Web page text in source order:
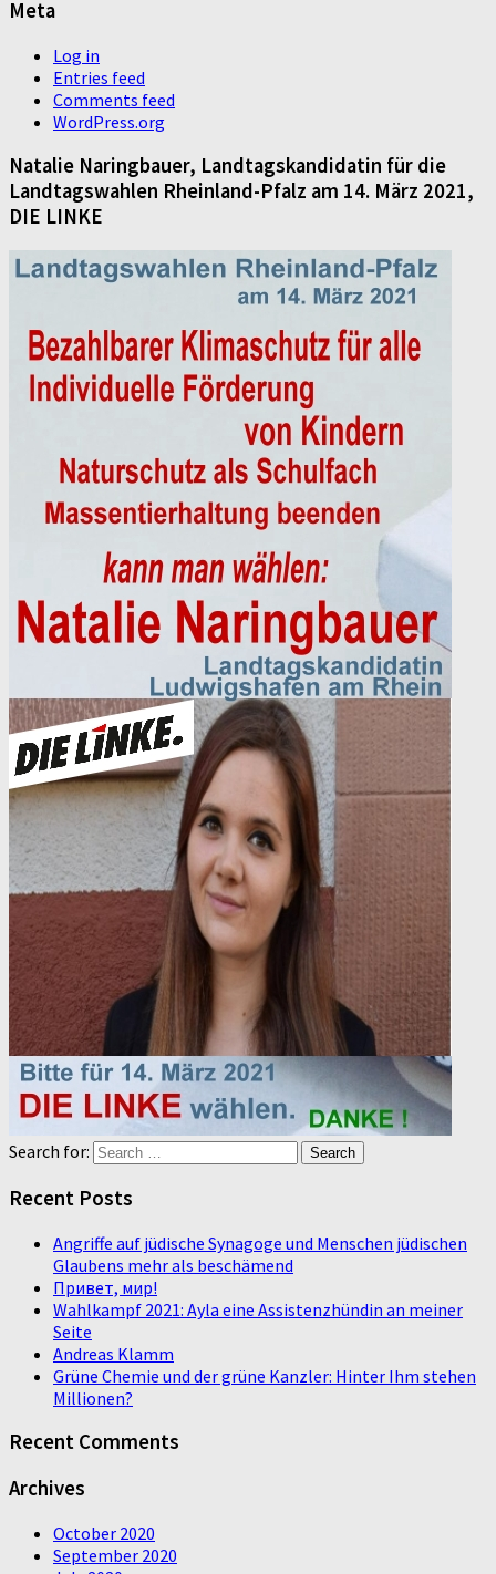
Meta
Log in
Entries feed
Comments feed
WordPress.org
Natalie Naringbauer, Landtagskandidatin für die
Landtagswahlen Rheinland-Pfalz am 14. März 2021,
DIE LINKE
Search for:
Recent Posts
Angriffe auf jüdische Synagoge und Menschen jüdischen
Glaubens mehr als beschämend
Привет, мир!
Wahlkampf 2021: Ayla eine Assistenzhündin an meiner
Seite
Andreas Klamm
Grüne Chemie und der grüne Kanzler: Hinter Ihm stehen
Millionen?
Recent Comments
Archives
October 2020
September 2020